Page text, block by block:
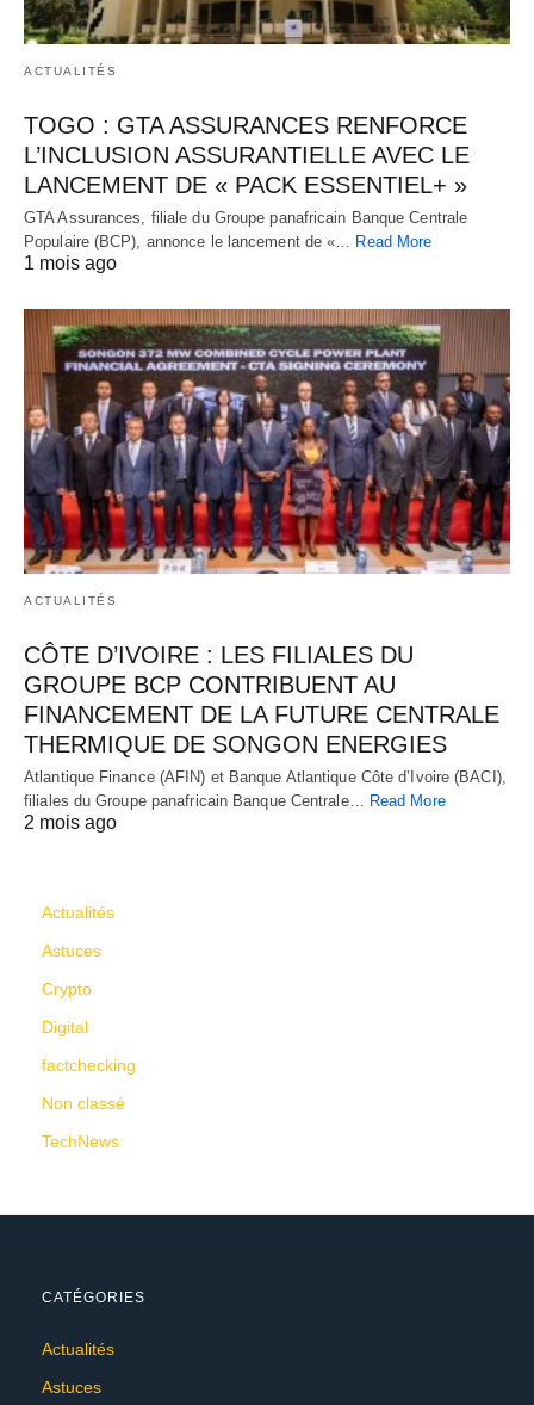
ACTUALITÉS
TOGO : GTA ASSURANCES RENFORCE
L’INCLUSION ASSURANTIELLE AVEC LE
LANCEMENT DE « PACK ESSENTIEL+ »
GTA Assurances, filiale du Groupe panafricain Banque Centrale
Populaire (BCP), annonce le lancement de «… Read More
1 mois ago
ACTUALITÉS
CÔTE D’IVOIRE : LES FILIALES DU
GROUPE BCP CONTRIBUENT AU
FINANCEMENT DE LA FUTURE CENTRALE
THERMIQUE DE SONGON ENERGIES
Atlantique Finance (AFIN) et Banque Atlantique Côte d’Ivoire (BACI),
filiales du Groupe panafricain Banque Centrale… Read More
2 mois ago
Actualités
Astuces
Crypto
Digital
factchecking
Non classé
TechNews
CATÉGORIES
Actualités
Astuces